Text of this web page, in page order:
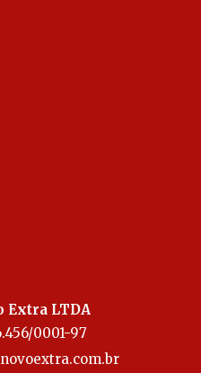
Extra LTDA
0001-97